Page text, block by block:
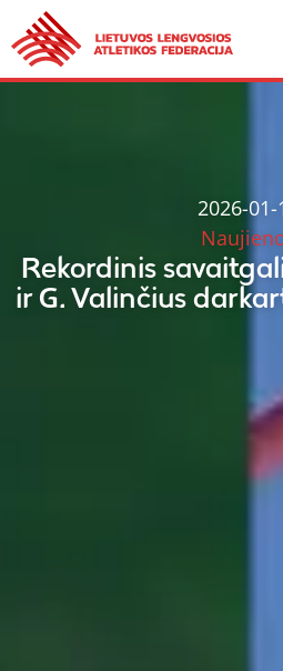
2026-01-
Rekordinis
ir G. Valinčius